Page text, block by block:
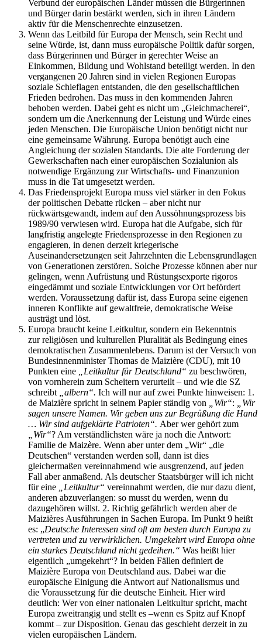
Verbund der europäischen Länder müssen die Bürgerinnen
und Bürger darin bestärkt werden, sich in ihren Ländern
aktiv für die Menschenrechte einzusetzen.
Wenn das Leitbild für Europa der Mensch, sein Recht und
seine Würde, ist, dann muss europäische Politik dafür sorgen,
dass Bürgerinnen und Bürger in gerechter Weise an
Einkommen, Bildung und Wohlstand beteiligt werden. In den
vergangenen 20 Jahren sind in vielen Regionen Europas
soziale Schieflagen entstanden, die den gesellschaftlichen
Frieden bedrohen. Das muss in den kommenden Jahren
behoben werden. Dabei geht es nicht um „Gleichmacherei“,
sondern um die Anerkennung der Leistung und Würde eines
jeden Menschen. Die Europäische Union benötigt nicht nur
eine gemeinsame Währung. Europa benötigt auch eine
Angleichung der sozialen Standards. Die alte Forderung der
Gewerkschaften nach einer europäischen Sozialunion als
notwendige Ergänzung zur Wirtschafts- und Finanzunion
muss in die Tat umgesetzt werden.
Das Friedensprojekt Europa muss viel stärker in den Fokus
der politischen Debatte rücken – aber nicht nur
rückwärtsgewandt, indem auf den Aussöhnungsprozess bis
1989/90 verwiesen wird. Europa hat die Aufgabe, sich für
langfristig angelegte Friedensprozesse in den Regionen zu
engagieren, in denen derzeit kriegerische
Auseinandersetzungen seit Jahrzehnten die Lebensgrundlagen
von Generationen zerstören. Solche Prozesse können aber nur
gelingen, wenn Aufrüstung und Rüstungsexporte rigoros
eingedämmt und soziale Entwicklungen vor Ort befördert
werden. Voraussetzung dafür ist, dass Europa seine eigenen
inneren Konflikte auf gewaltfreie, demokratische Weise
austrägt und löst.
Europa braucht keine Leitkultur, sondern ein Bekenntnis
zur religiösen und kulturellen Pluralität als Bedingung eines
demokratischen Zusammenlebens. Darum ist der Versuch von
Bundesinnenminister Thomas de Maizière (CDU), mit 10
Punkten eine
„Leitkultur für Deutschland“ zu beschwören,
von vornherein zum Scheitern verurteilt – und wie die SZ
schreibt
„albern“. Ich will nur auf zwei Punkte hinweisen: 1.
de Maizière spricht in seinem Papier ständig von
„Wir“:
„Wir
sagen unsere Namen. Wir geben uns zur Begrüßung die Hand
… Wir sind aufgeklärte Patrioten“. Aber wer gehört zum
„Wir“? Am verständlichsten wäre ja noch die Antwort:
Familie de Maizère. Wenn aber unter dem „Wir“ „die
Deutschen“ verstanden werden soll, dann ist dies
gleichermaßen vereinnahmend wie ausgrenzend, auf jeden
Fall aber anmaßend. Als deutscher Staatsbürger will ich nicht
für eine
„Leitkultur“ vereinnahmt werden, die nur dazu dient,
anderen abzuverlangen: so musst du werden, wenn du
dazugehören willst. 2. Richtig gefährlich werden aber de
Maizières Ausführungen in Sachen Europa. Im Punkt 9 heißt
es: „Deutsche Interessen sind oft am besten durch Europa zu
vertreten und zu verwirklichen. Umgekehrt wird Europa ohne
ein starkes Deutschland nicht gedeihen.“ Was heißt hier
eigentlich „umgekehrt“? In beiden Fällen definiert de
Maizière Europa von Deutschland aus. Dabei war die
europäische Einigung die Antwort auf Nationalismus und
die Voraussetzung für die deutsche Einheit. Hier wird
deutlich: Wer von einer nationalen Leitkultur spricht, macht
Europa zweitrangig und stellt es –wenn es Spitz auf Knopf
kommt – zur Disposition. Genau das geschieht derzeit in zu
vielen europäischen Ländern.